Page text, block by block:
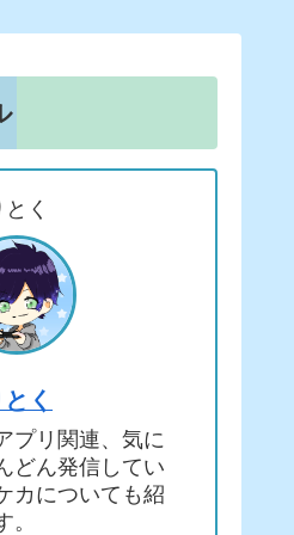
とく
とく
プリ関連、気に
どん発信してい
カについても紹